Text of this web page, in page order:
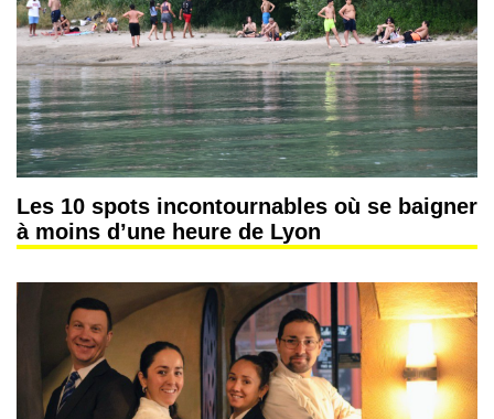
Les 10 spots incontournables où se baigner
à moins d’une heure de Lyon